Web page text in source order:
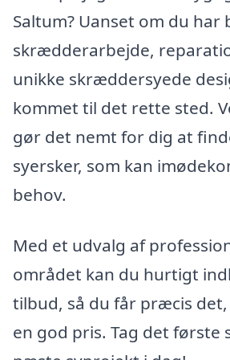
Saltum? Uanset om du har
skrædderarbejde,
unikke skræddersyede
kommet til det rette sted.
gør det nemt for dig at
syersker, som kan
behov.
Med et udvalg af
området kan du hurtigt
tilbud, så du får præcis
en god pris. Tag det første